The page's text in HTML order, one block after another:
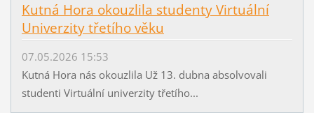
Kutná Hora okouzlila studenty Virtuální
Univerzity třetího věku
07.05.2026 15:53
Kutná Hora nás okouzlila Už 13. dubna absolvovali
studenti Virtuální univerzity třetího...